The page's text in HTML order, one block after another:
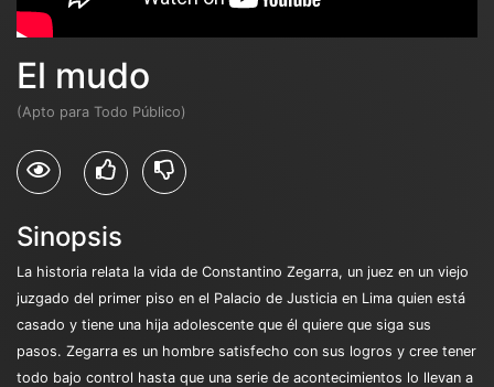
El mudo
(Apto para Todo Público)
Sinopsis
La historia relata la vida de Constantino Zegarra, un juez en un viejo
juzgado del primer piso en el Palacio de Justicia en Lima quien está
casado y tiene una hija adolescente que él quiere que siga sus
pasos. Zegarra es un hombre satisfecho con sus logros y cree tener
todo bajo control hasta que una serie de acontecimientos lo llevan a